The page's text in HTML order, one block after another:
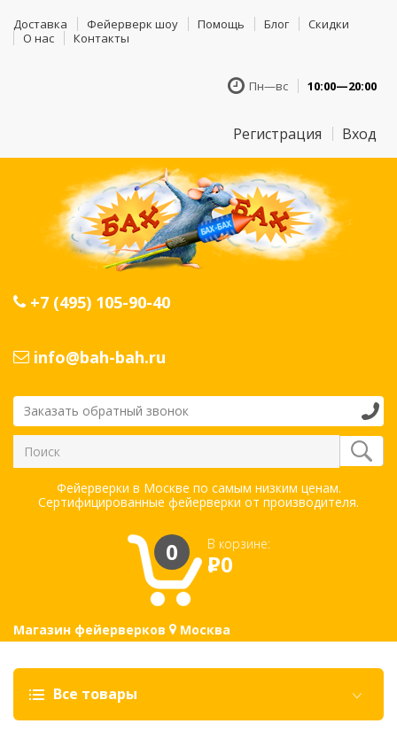
Доставка Фейерверк шоу Помощь Блог
Скидки
О нас
Контакты
Пн—вс 10:00—20:00
Регистрация Вход
+7 (495) 105-90-40
info@bah-bah.ru
Заказать обратный звонок
Фейерверки в Москве по самым низким ценам.
Сертифицированные фейерверки от производителя.
0 В корзине:
Р0
Магазин фейерверков Москва
Все товары